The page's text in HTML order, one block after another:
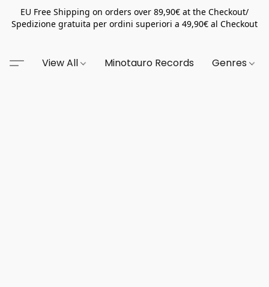
EU Free Shipping on orders over 89,90€ at the Checkout/
Spedizione gratuita per ordini superiori a 49,90€ al Checkout
View All Minotauro Records Genres